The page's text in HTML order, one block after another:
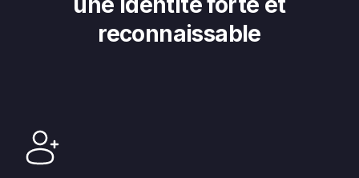
reconnaissable